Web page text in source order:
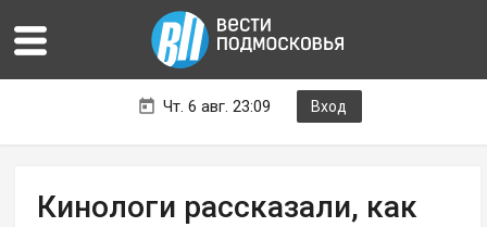
Чт. 6 авг. 23:09 Вход
Кинологи рассказали, как